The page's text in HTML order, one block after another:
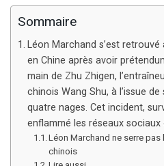
Sommaire
Léon Marchand s’est
en Chine après avoir
main de Zhu Zhigen,
chinois Wang Shu, à l’issue
quatre nages. Cet incident,
enflammé les réseaux sociaux
Léon Marchand ne serre pas
chinois